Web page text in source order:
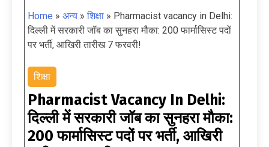
Home » अन्य »शिक्षा » Pharmacist vacancy in Delhi:
दिल्ली में सरकारी जॉब का सुनहरा मौका: 200 फार्मासिस्ट पदों
पर भर्ती, आखिरी तारीख 7 फरवरी!
शिक्षा
Pharmacist Vacancy In Delhi:
दिल्ली में सरकारी जॉब का सुनहरा मौका:
200 फार्मासिस्ट पदों पर भर्ती, आखिरी